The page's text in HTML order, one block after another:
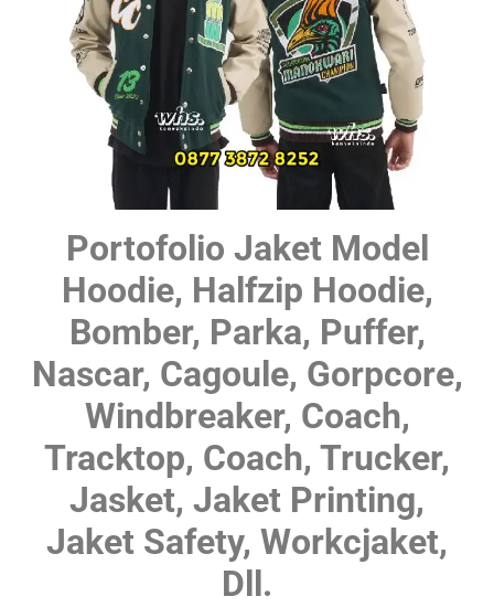
Portofolio Jaket Model
Hoodie, Halfzip Hoodie,
Bomber, Parka, Puffer,
Nascar, Cagoule, Gorpcore,
Windbreaker, Coach,
Tracktop, Coach, Trucker,
Jasket, Jaket Printing,
Jaket Safety, Workcjaket,
Dll.